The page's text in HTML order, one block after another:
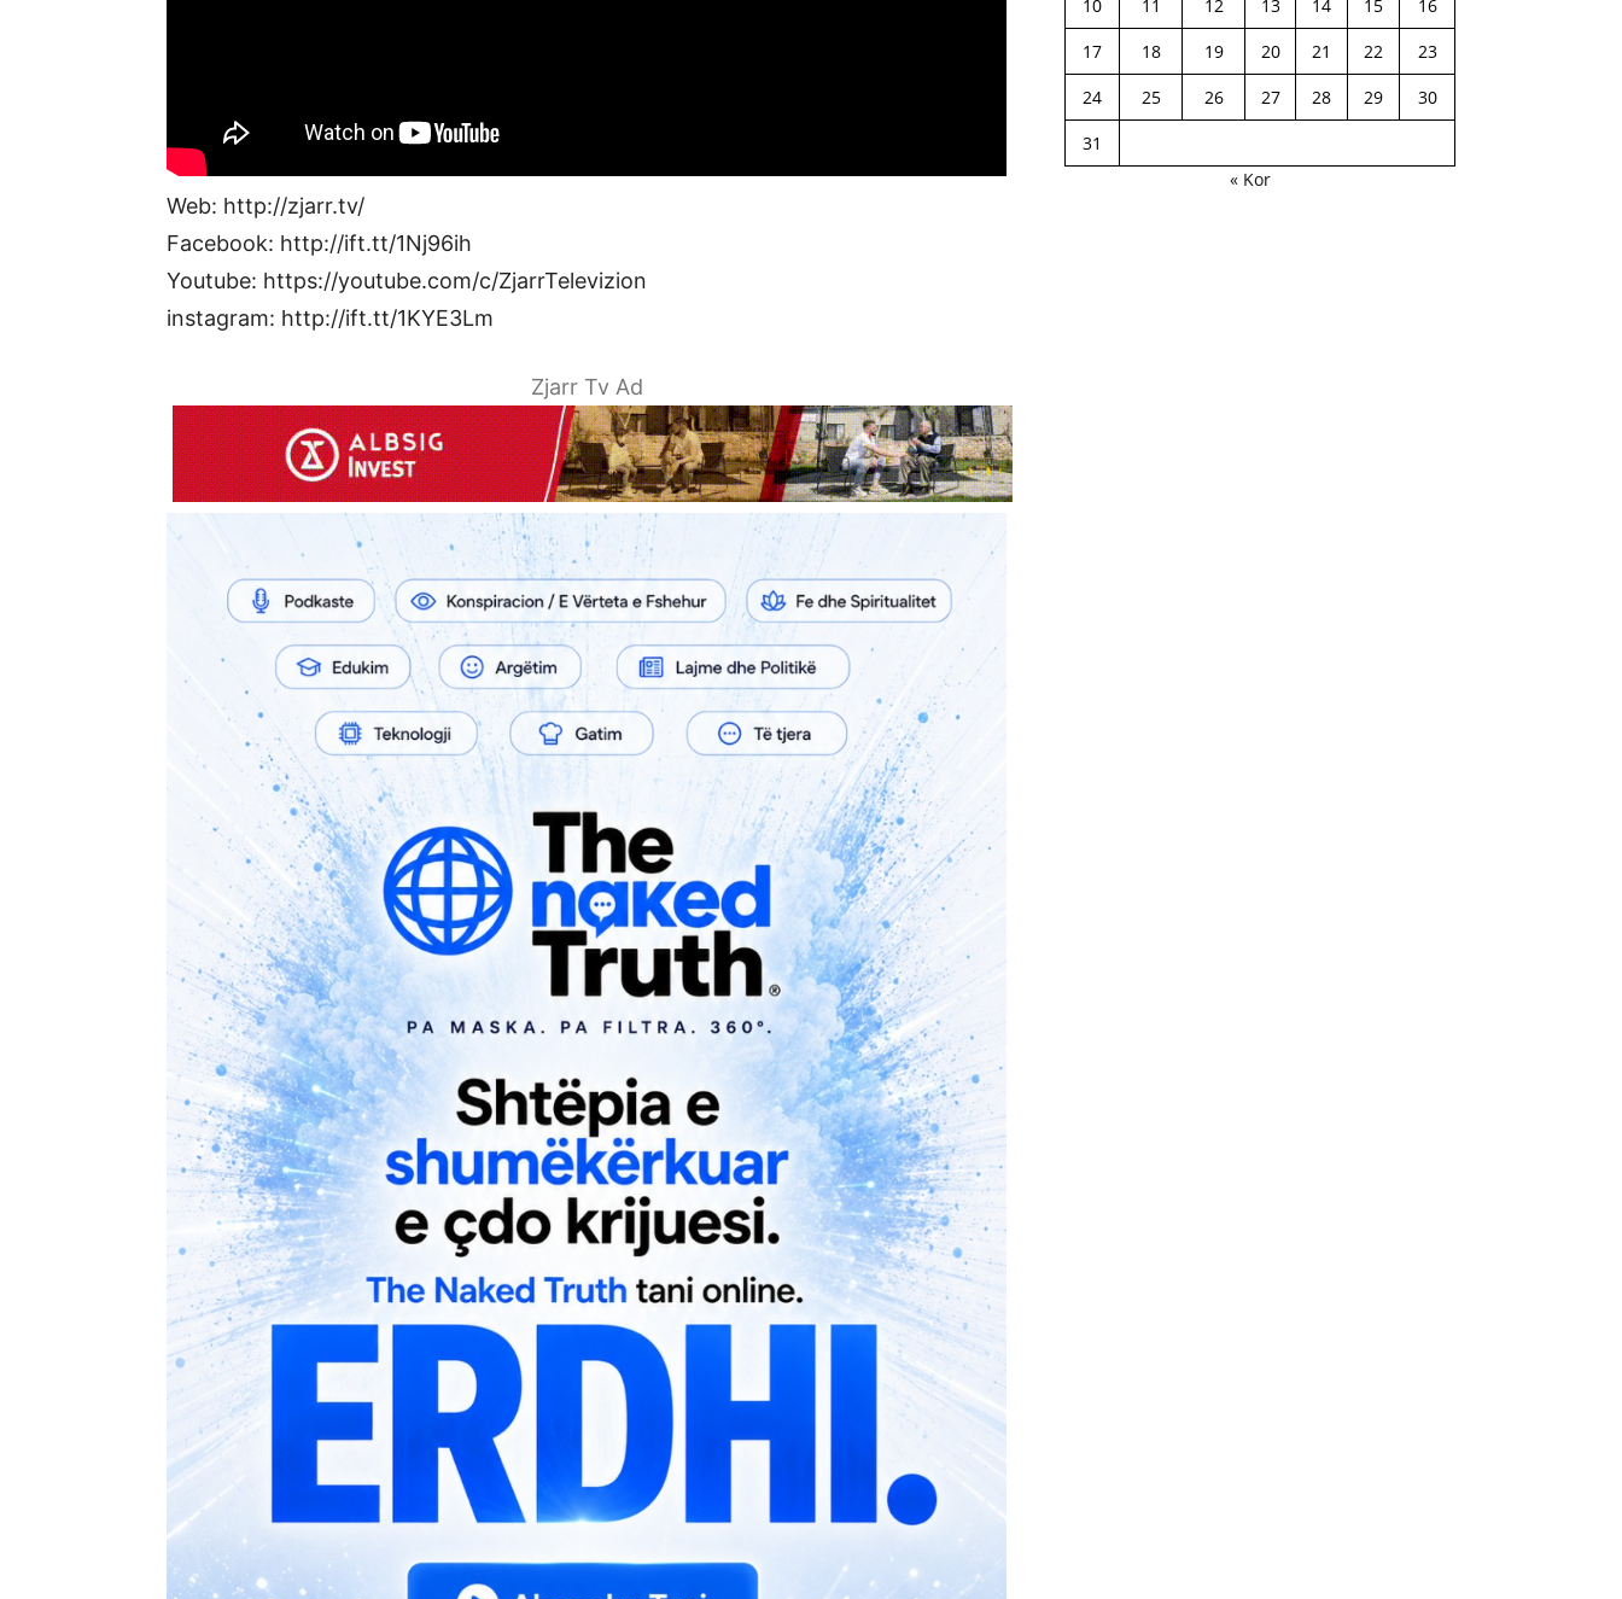
Web: http://zjarr.tv/
Facebook: http://ift.tt/1Nj96ih
Youtube: https://youtube.com/c/ZjarrTelevizion
instagram: http://ift.tt/1KYE3Lm
Zjarr Tv Ad
10 11 12 13 14 15
16
17
18 19 20 21 22
23
24
25 26 27 28 29
30
31
« Kor